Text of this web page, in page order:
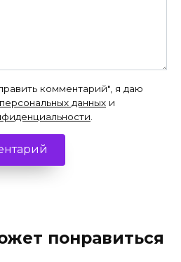
комментарий", я даю
данных и
понравиться